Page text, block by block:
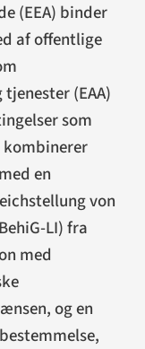
(EEA) binder
af offentlige
(EAA)
som
kombinerer
en
von
LI) fra
med
og en